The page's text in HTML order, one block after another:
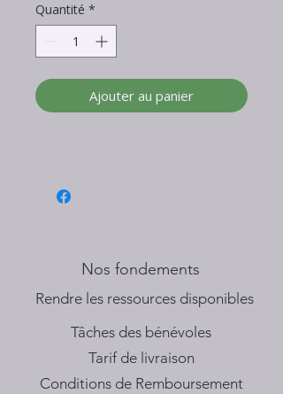
Quantité *
Ajouter au panier
Nos fondements
​Rendre les ressources disponibles
Tâches des bénévoles
Tarif de livraison
Conditions de Remboursement